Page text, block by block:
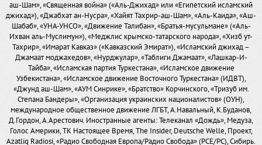
аш-Шам», «Священная война» («Аль-Джихад» или «Египетский исламский
джихад»), «Джабхат ан-Нусра», «Хайят Тахрир-аш-Шам», «Аль-Каида», «Аш-
Шабаб», «УНА-УНСО», «Движение Талибан», «Братья-мусульмане» («Аль-
Ихван аль-Муслимун»), «Меджлис крымско-татарского народа», «Хизб ут-
Тахрир», «Имарат Кавказ» («Кавказский Эмират»), «Исламский джихад –
Джамаат моджахедов», «Нурджулар», «Таблиги Джамаат», «Лашкар-И-
Тайба», «Исламская партия Туркестана», «Исламское движение
Узбекистана», «Исламское движение Восточного Туркестана» (ИДВТ),
«Джунд аш-Шам», «АУМ Синрике», «Братство» Корчинского, «Тризуб им.
Степана Бандеры», «Организация украинских националистов» (ОУН),
международное общественное движение ЛГБТ, А.Навальный, К.Буданов,
Д.Гордон, А.Арестович. Иностранные агенты: Телеканал «Дождь», Медуза,
Голос Америки, ТК Настоящее Время, The Insider, Deutsche Welle, Проект,
Azatliq Radiosi, «Радио Свободная Европа/Радио Свобода» (PCE/PC), Сибирь.